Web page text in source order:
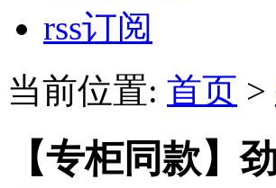
rss订阅
当前位置: 首页 >
【专柜同款】